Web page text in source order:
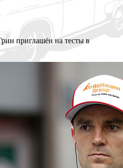
приглашён на тесты в